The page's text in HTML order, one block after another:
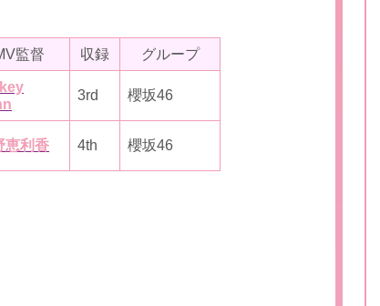
監督 収録 グループ
3rd 櫻坂46
恵利香 4th 櫻坂46